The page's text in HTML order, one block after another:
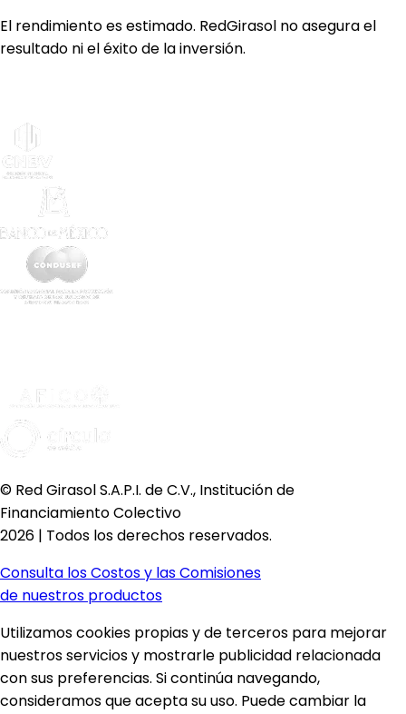
El rendimiento es estimado. RedGirasol no asegura el
resultado ni el éxito de la inversión.
© Red Girasol S.A.P.I. de C.V., Institución de
Financiamiento Colectivo
2026 | Todos los derechos reservados.
Consulta los Costos y las Comisiones
de nuestros productos
Utilizamos cookies propias y de terceros para mejorar
nuestros servicios y mostrarle publicidad relacionada
con sus preferencias. Si continúa navegando,
consideramos que acepta su uso. Puede cambiar la